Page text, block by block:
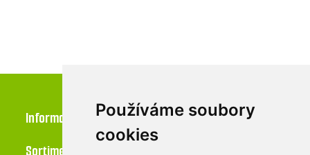
Používáme soubory
cookies
Informace